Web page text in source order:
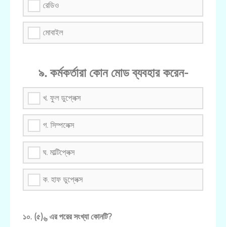
রেডিও
মোবাইল
৯. কর্মকর্তারা কোন মোড ব্যবহার করেন-
খ. ফুল ডুপ্লেক্স
গ. সিম্পলেক্স
ঘ. মাল্টিপ্লেক্স
ক. হাফ ডুপ্লেক্স
১০. (৫)৬ এর পরের সংখ্যা কোনটি?